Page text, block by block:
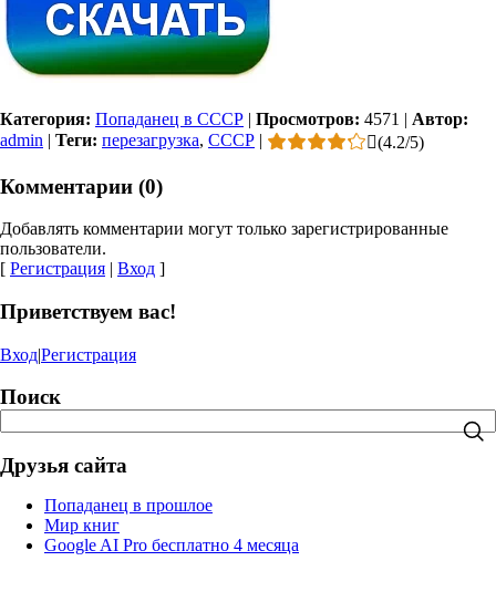
Категория: Попаданец в СССР | Просмотров: 4571 | Автор:
admin | Теги: перезагрузка, СССР | (4.2/5)
Комментарии (0)
Добавлять комментарии могут только зарегистрированные
пользователи.
[ Регистрация | Вход ]
Приветствуем вас!
Вход|Регистрация
Поиск
Друзья сайта
Попаданец в прошлое
Мир книг
Google AI Pro бесплатно 4 месяца